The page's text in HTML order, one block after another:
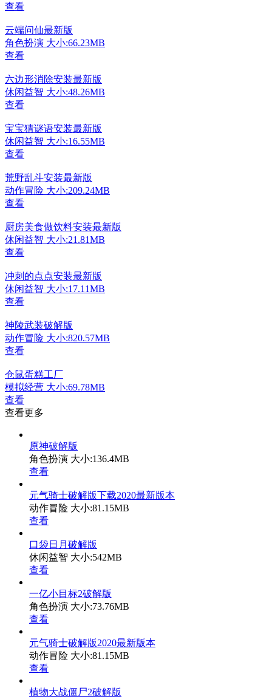
查看
云端问仙最新版
角色扮演 大小:66.23MB
查看
六边形消除安装最新版
休闲益智 大小:48.26MB
查看
宝宝猜谜语安装最新版
休闲益智 大小:16.55MB
查看
荒野乱斗安装最新版
动作冒险 大小:209.24MB
查看
厨房美食做饮料安装最新版
休闲益智 大小:21.81MB
查看
冲刺的点点安装最新版
休闲益智 大小:17.11MB
查看
神陵武装破解版
动作冒险 大小:820.57MB
查看
仓鼠蛋糕工厂
模拟经营 大小:69.78MB
查看
查看更多
原神破解版
角色扮演 大小:136.4MB
查看
元气骑士破解版下载2020最新版本
动作冒险 大小:81.15MB
查看
口袋日月破解版
休闲益智 大小:542MB
查看
一亿小目标2破解版
角色扮演 大小:73.76MB
查看
元气骑士破解版2020最新版本
动作冒险 大小:81.15MB
查看
植物大战僵尸2破解版